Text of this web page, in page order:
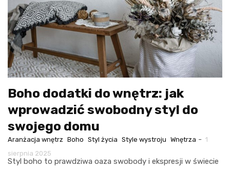
Boho dodatki do wnętrz: jak
wprowadzić swobodny styl do
swojego domu
Aranżacja wnętrz Boho Styl życia Style wystroju Wnętrza - 1
sierpnia 2025
Styl boho to prawdziwa oaza swobody i ekspresji w świecie